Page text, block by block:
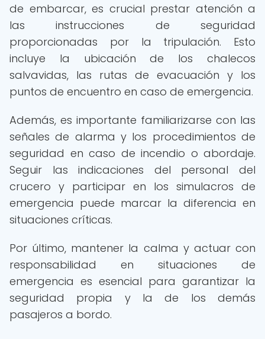
de embarcar, es crucial prestar atención a
las instrucciones de seguridad
proporcionadas por la tripulación. Esto
incluye la ubicación de los chalecos
salvavidas, las rutas de evacuación y los
puntos de encuentro en caso de emergencia.
Además, es importante familiarizarse con las
señales de alarma y los procedimientos de
seguridad en caso de incendio o abordaje.
Seguir las indicaciones del personal del
crucero y participar en los simulacros de
emergencia puede marcar la diferencia en
situaciones críticas.
Por último, mantener la calma y actuar con
responsabilidad en situaciones de
emergencia es esencial para garantizar la
seguridad propia y la de los demás
pasajeros a bordo.